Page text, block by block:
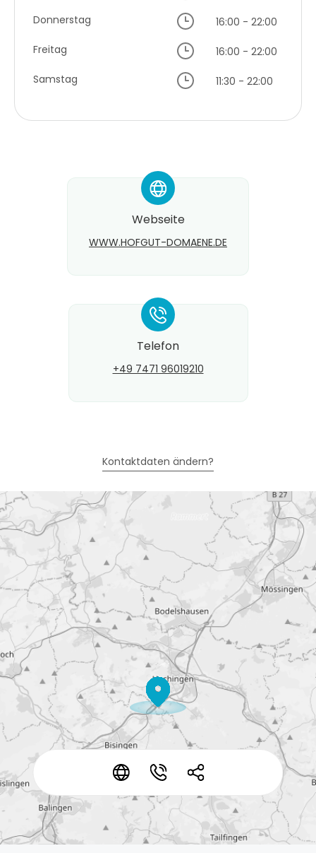
* * *
Donnerstag
16:00 - 22:00
Freitag
16:00 - 22:00
Samstag
11:30 - 22:00
*
Webseite
WWW.HOFGUT-DOMAENE.DE
*
Telefon
+49 7471 96019210
Kontaktdaten ändern?